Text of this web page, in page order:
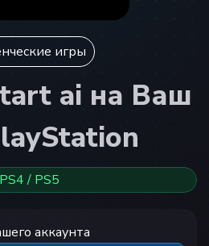
игры
ai на Ваш
PS4 / PS5
аккаунта